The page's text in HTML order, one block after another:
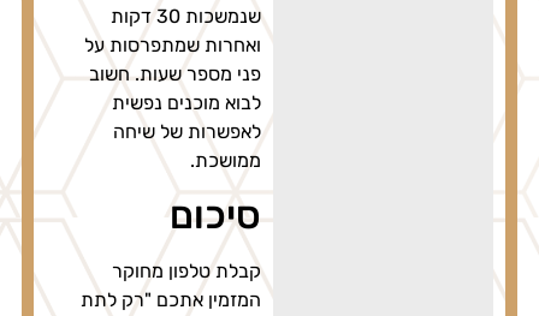
שנמשכות 30 דקות
ואחרות שמתפרסות על
פני מספר שעות. חשוב
לבוא מוכנים נפשית
לאפשרות של שיחה
ממושכת.
סיכום
קבלת טלפון מחוקר
המזמין אתכם "רק לתת